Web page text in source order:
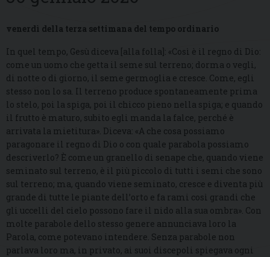
venerdì della terza settimana del tempo ordinario
In quel tempo, Gesù diceva [alla folla]: «Così è il regno di Dio:
come un uomo che getta il seme sul terreno; dorma o vegli,
di notte o di giorno, il seme germoglia e cresce. Come, egli
stesso non lo sa. Il terreno produce spontaneamente prima
lo stelo, poi la spiga, poi il chicco pieno nella spiga; e quando
il frutto è maturo, subito egli manda la falce, perché è
arrivata la mietitura». Diceva: «A che cosa possiamo
paragonare il regno di Dio o con quale parabola possiamo
descriverlo? È come un granello di senape che, quando viene
seminato sul terreno, è il più piccolo di tutti i semi che sono
sul terreno; ma, quando viene seminato, cresce e diventa più
grande di tutte le piante dell’orto e fa rami così grandi che
gli uccelli del cielo possono fare il nido alla sua ombra». Con
molte parabole dello stesso genere annunciava loro la
Parola, come potevano intendere. Senza parabole non
parlava loro ma, in privato, ai suoi discepoli spiegava ogni